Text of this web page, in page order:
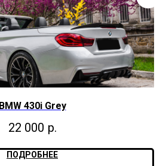
BMW 430i Grey
22 000 р.
ПОДРОБНЕЕ